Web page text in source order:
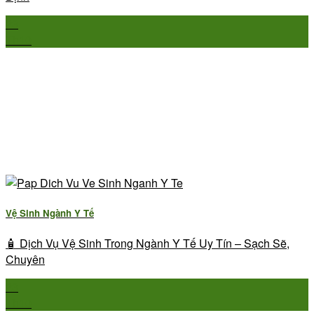
Vệ Sinh Ngành Y Tế
🧴 Dịch Vụ Vệ Sinh Trong Ngành Y Tế Uy Tín – Sạch Sẽ,
Chuyên